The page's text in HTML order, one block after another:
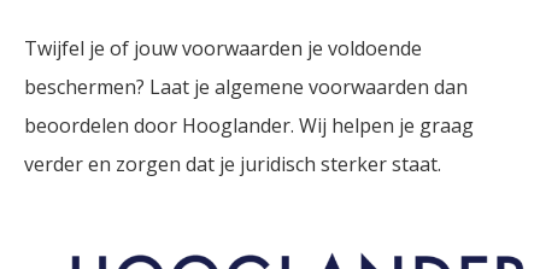
Twijfel je of jouw voorwaarden je voldoende
beschermen? Laat je algemene voorwaarden dan
beoordelen door Hooglander. Wij helpen je graag
verder en zorgen dat je juridisch sterker staat.